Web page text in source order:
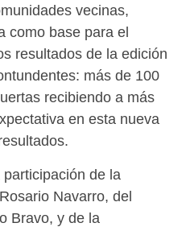
vecinas,
como base para el
resultados de la edición
más de 100
recibiendo a más
en esta nueva
de la
Navarro, del
Bravo, y de la